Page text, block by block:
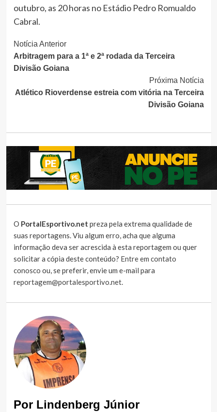
outubro, as 20 horas no Estádio Pedro Romualdo
Cabral.
Continue
Lendo
Notícia Anterior
Arbitragem para a 1ª e 2ª rodada da Terceira
Divisão Goiana
Próxima Notícia
Atlético Rioverdense estreia com vitória na Terceira
Divisão Goiana
O PortalEsportivo.net preza pela extrema qualidade de
suas reportagens. Viu algum erro, acha que alguma
informação deva ser acrescida à esta reportagem ou quer
solicitar a cópia deste conteúdo? Entre em contato
conosco ou, se preferir, envie um e-mail para
reportagem@portalesportivo.net.
Por Lindenberg Júnior